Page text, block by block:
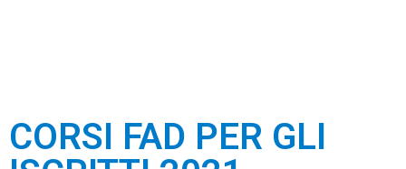
CORSI FAD PER GLI